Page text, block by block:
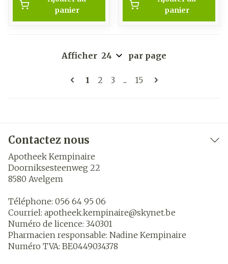
panier
panier
Pages
Vous lisez actuellement la page
1 Page
2 Page
3 ... Page
15
Afficher par page
Contactez nous
Apotheek Kempinaire
Doorniksesteenweg 22
8580 Avelgem
Téléphone: 056 64 95 06
Courriel: apotheek.kempinaire@skynet.be
Numéro de licence: 340301
Pharmacien responsable: Nadine Kempinaire
Numéro TVA: BE0449034378